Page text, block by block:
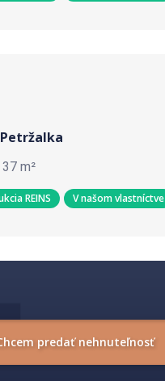
m²
REINS V našom vlastníctve
predať nehnuteľnosť